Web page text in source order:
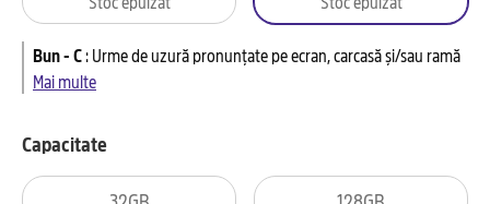
Bun - C:Urme de uzură pronunțate pe ecran, carcasă și/sau ramă
Mai multe
Capacitate